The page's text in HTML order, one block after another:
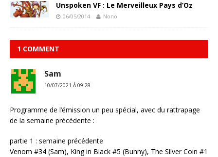
Unspoken VF : Le Merveilleux Pays d’Oz
06/05/2014 Nonö
1 COMMENT
Sam
10/07/2021 Á 09:28
Programme de l’émission un peu spécial, avec du rattrapage
de la semaine précédente :
partie 1 : semaine précédente
Venom #34 (Sam), King in Black #5 (Bunny), The Silver Coin #1